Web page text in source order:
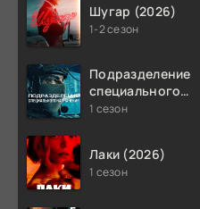
Шугар (2026)
1-2 сезон
Подразделение
специального
назначения
1 сезон
Лаки (2026)
1 сезон